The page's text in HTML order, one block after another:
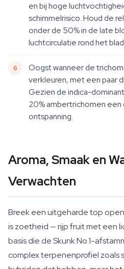
en bij hoge
schimmelrisico. Houd de
onder de 50% in de late
luchtcirculatie rond het
Oogst wanneer de
verkleuren, met een paar
Gezien de indica-
20% ambertrichomen
ontspanning.
Aroma, Smaak en
Verwachten
Breek een uitgeharde top
is zoetheid — rijp fruit met een
basis die de Skunk No.1-
complex terpenenprofiel zoals